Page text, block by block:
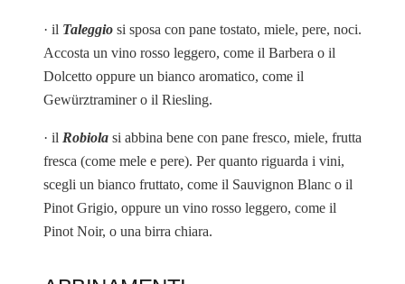
· il Taleggio si sposa con pane tostato, miele, pere, noci.
Accosta un vino rosso leggero, come il Barbera o il
Dolcetto oppure un bianco aromatico, come il
Gewürztraminer o il Riesling.
· il Robiola si abbina bene con pane fresco, miele, frutta
fresca (come mele e pere). Per quanto riguarda i vini,
scegli un bianco fruttato, come il Sauvignon Blanc o il
Pinot Grigio, oppure un vino rosso leggero, come il
Pinot Noir, o una birra chiara.